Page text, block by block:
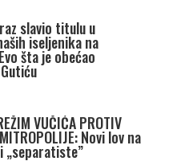
slavio titulu u
iseljenika na
šta je obećao
VUČIĆA PROTIV
Novi lov na
„separatiste”